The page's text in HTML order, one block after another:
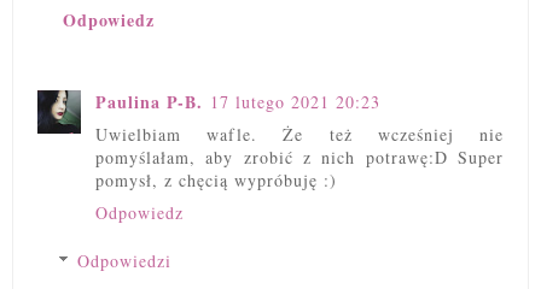
Odpowiedz
Paulina P-B. 17 lutego 2021 20:23
Uwielbiam wafle. Że też wcześniej nie
pomyślałam, aby zrobić z nich potrawę:D Super
pomysł, z chęcią wypróbuję :)
Odpowiedz
Odpowiedzi